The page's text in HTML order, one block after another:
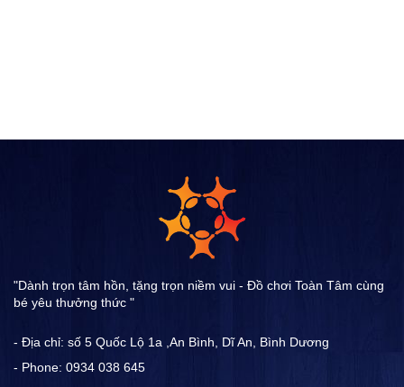
"Dành trọn tâm hồn, tặng trọn niềm vui - Đồ chơi Toàn Tâm cùng
bé yêu thưởng thức "
- Địa chỉ: số 5 Quốc Lộ 1a ,An Bình, Dĩ An, Bình Dương
- Phone: 0934 038 645